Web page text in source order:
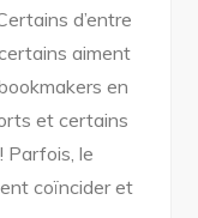
d’entre
aiment
en
et certains
Parfois, le
coïncider et